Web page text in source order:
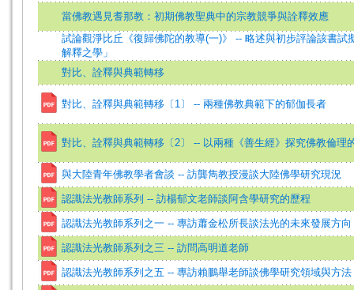
當佛教遇見耆那教：初期佛教聖典中的宗教競爭與詮釋效應
試論觀淨比丘《復歸佛陀的教導(一)》 -- 略述與初步評論該書試
解釋之學」
對比、詮釋與典範轉移
對比、詮釋與典範轉移〔1〕 -- 兩種佛教典範下的郁伽長者
對比、詮釋與典範轉移〔2〕 -- 以兩種《善生經》探究佛教倫理
與大陸青年佛教學者會談 -- 訪龔雋教授漫談大陸佛學研究現況
認識法光教師系列 -- 訪楊郁文老師談阿含學研究的歷程
認識法光教師系列之一 -- 專訪蕭金松所長談法光的未來發展方向
認識法光教師系列之三 -- 訪問高明道老師
認識法光教師系列之五 -- 專訪賴鵬舉老師談佛學研究領域與方法